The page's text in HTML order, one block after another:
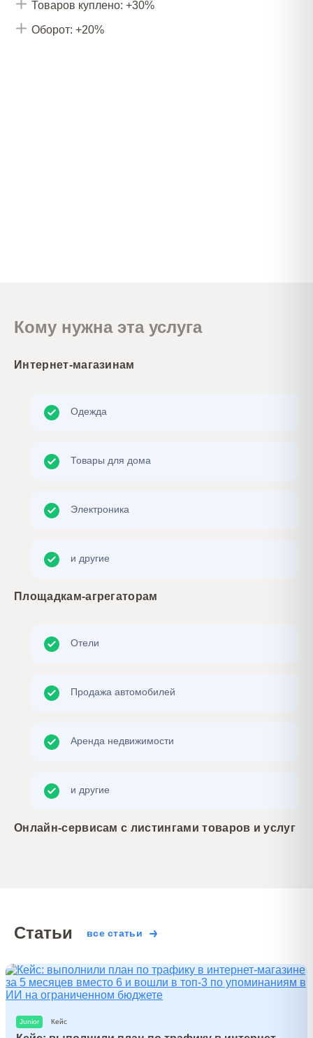
Товаров куплено: +30%
Оборот: +20%
Кому нужна эта услуга
Интернет-магазинам
Одежда
Товары для дома
Электроника
и другие
Площадкам-агрегаторам
Отели
Продажа автомобилей
Аренда недвижимости
и другие
Онлайн-сервисам с листингами товаров и услуг
Статьи все статьи
Junior Кейс